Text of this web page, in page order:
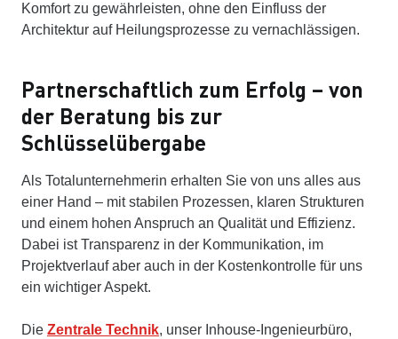
Komfort zu gewährleisten, ohne den Einfluss der
Architektur auf Heilungsprozesse zu vernachlässigen.
Partnerschaftlich zum Erfolg – von
der Beratung bis zur
Schlüsselübergabe
Als Totalunternehmerin erhalten Sie von uns alles aus
einer Hand – mit stabilen Prozessen, klaren Strukturen
und einem hohen Anspruch an Qualität und Effizienz.
Dabei ist Transparenz in der Kommunikation, im
Projektverlauf aber auch in der Kostenkontrolle für uns
ein wichtiger Aspekt.
Die Zentrale Technik, unser Inhouse-Ingenieurbüro,